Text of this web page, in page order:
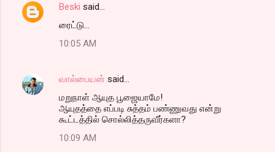
Beski said…
ரைட்டு...
10:05 AM
வால்பையன் said…
மறுநாள் ஆயுத பூஜையாமே!
ஆயுதத்தை எப்படி சுத்தம் பண்ணுவது என்று
கூட்டத்தில் சொல்லித்தருவீர்களா?
10:09 AM